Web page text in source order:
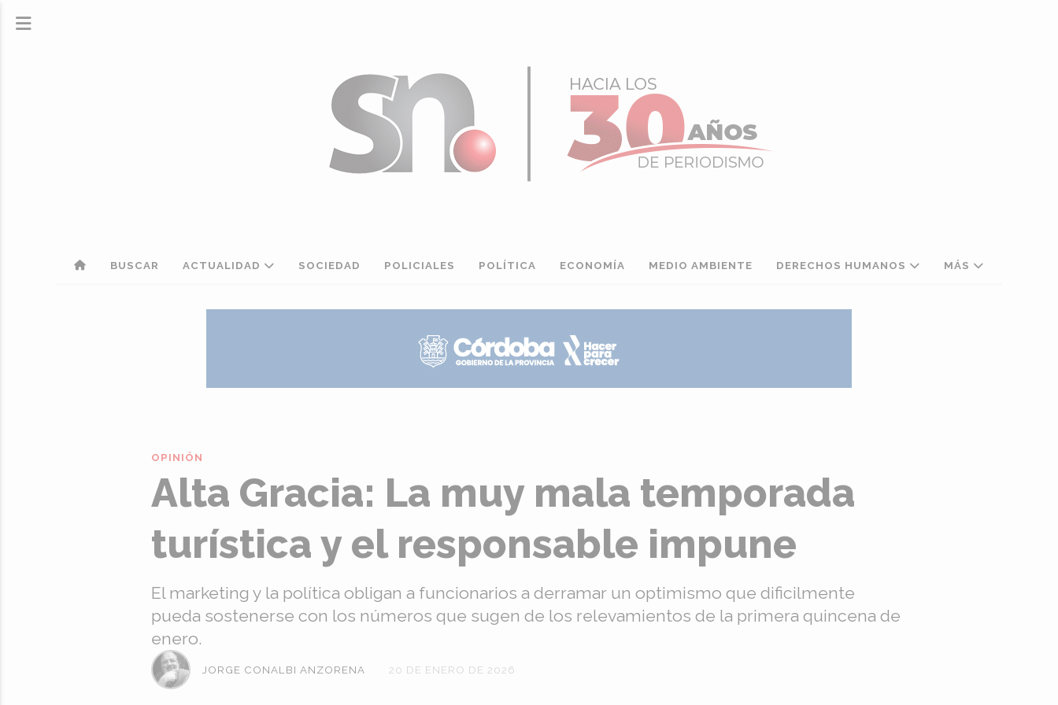
BUSCAR ACTUALIDAD SOCIEDAD POLICIALES POLÍTICA ECONOMÍA MEDIO AMBIENTE DERECHOS HUMANOS MÁS
Alta Gracia: La muy mala temporada
turística y el responsable impune
El marketing y la política obligan a funcionarios a derramar un optimismo que dificilmente
pueda sostenerse con los números que sugen de los relevamientos de la primera quincena de
enero.
OPINIÓN
20 DE ENERO DE 2026
JORGE CONALBI ANZORENA